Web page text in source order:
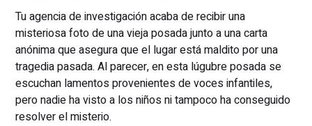
Tu agencia de investigación acaba de recibir una
misteriosa foto de una vieja posada junto a una carta
anónima que asegura que el lugar está maldito por una
tragedia pasada. Al parecer, en esta lúgubre posada se
escuchan lamentos provenientes de voces infantiles,
pero nadie ha visto a los niños ni tampoco ha conseguido
resolver el misterio.